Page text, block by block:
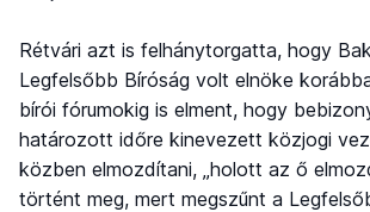
Rétvári azt is felhánytorgatta, hogy
Legfelsőbb Bíróság volt elnöke
bírói fórumokig is elment, hogy
határozott időre kinevezett közjogi
közben elmozdítani, „holott az ő
történt meg, mert megszűnt a